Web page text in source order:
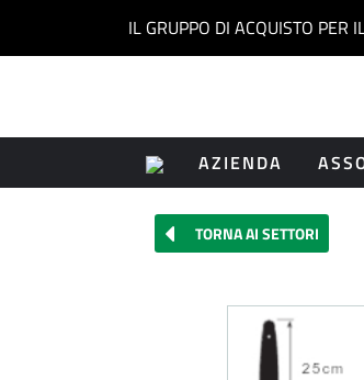
IL GRUPPO DI ACQUISTO PER
AZIENDA
TORNA AI SETTORI